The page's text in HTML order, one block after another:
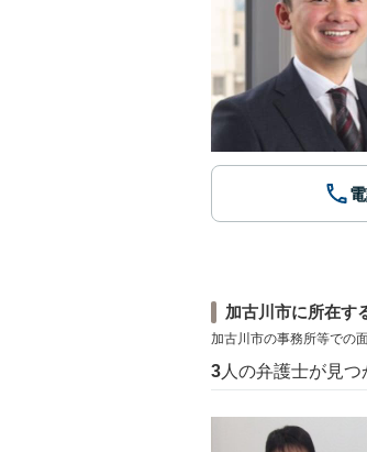
加古川市に所在す
加古川市の事務所等での
3 人の弁護士が見つ